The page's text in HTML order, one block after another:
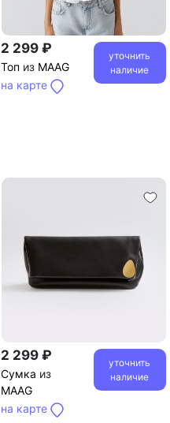
2 299 ₽
Топ из MAAG
на карте
уточнить
наличие
2 299 ₽
Сумка из
MAAG
на карте
уточнить
наличие